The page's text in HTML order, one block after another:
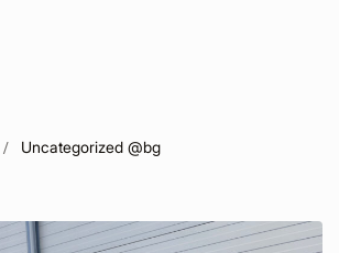
Uncategorized @bg